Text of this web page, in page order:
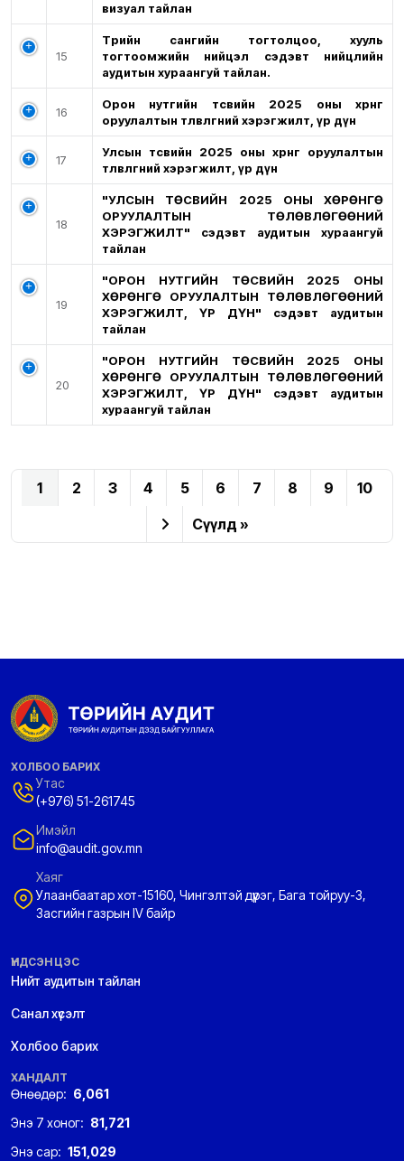
визуал тайлан
15
Төрийн сангийн тогтолцоо, хууль
тогтоомжийн нийцэл сэдэвт нийцлийн
аудитын хураангуй тайлан.
16
Орон нутгийн төсвийн 2025 оны хөрөнгө
оруулалтын төлөвлөгөөний хэрэгжилт, үр дүн
17
Улсын төсвийн 2025 оны хөрөнгө оруулалтын
төлөвлөгөөний хэрэгжилт, үр дүн
18
"УЛСЫН ТӨСВИЙН 2025 ОНЫ ХӨРӨНГӨ
ОРУУЛАЛТЫН ТӨЛӨВЛӨГӨӨНИЙ
ХЭРЭГЖИЛТ" сэдэвт аудитын хураангуй
тайлан
19
"ОРОН НУТГИЙН ТӨСВИЙН 2025 ОНЫ
ХӨРӨНГӨ ОРУУЛАЛТЫН ТӨЛӨВЛӨГӨӨНИЙ
ХЭРЭГЖИЛТ, ҮР ДҮН" сэдэвт аудитын
тайлан
20
"ОРОН НУТГИЙН ТӨСВИЙН 2025 ОНЫ
ХӨРӨНГӨ ОРУУЛАЛТЫН ТӨЛӨВЛӨГӨӨНИЙ
ХЭРЭГЖИЛТ, ҮР ДҮН" сэдэвт аудитын
хураангуй тайлан
1 2 3 4 5 6 7 8 9
10
Сүүлд »
ХОЛБОО БАРИХ
Утас
(+976) 51-261745
Имэйл
info@audit.gov.mn
Хаяг
Улаанбаатар хот-15160, Чингэлтэй дүүрэг, Бага тойруу-3,
Засгийн газрын IV байр
ҮНДСЭН ЦЭС
Нийт аудитын тайлан
Санал хүсэлт
Холбоо барих
ХАНДАЛТ
Өнөөдөр: 6,061
Энэ 7 хоног: 81,721
Энэ сар: 151,029